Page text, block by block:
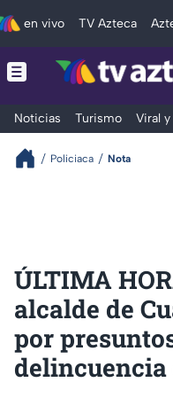
en vivo TV Azteca
Noticias Turismo Viral
Policiaca Nota
ÚLTIMA
alcalde de
por